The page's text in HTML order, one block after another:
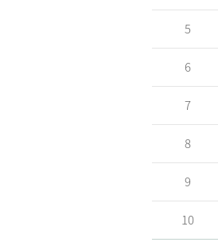
5
6
7
8
9
10